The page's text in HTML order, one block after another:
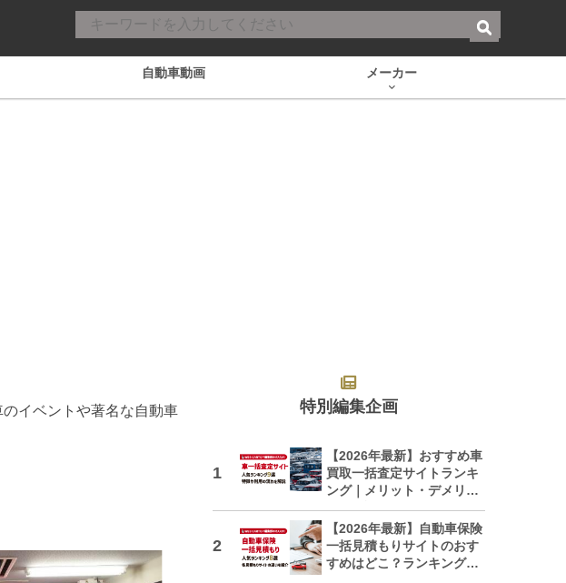
自動車動画 メーカー
イベントや著名な自動車
特別編集企画
【2026年最新】おすすめ車
買取一括査定サイトランキ
ング｜メリット・デメリッ
トも解説
【2026年最新】自動車保険
一括見積もりサイトのおす
すめはどこ？ランキングで